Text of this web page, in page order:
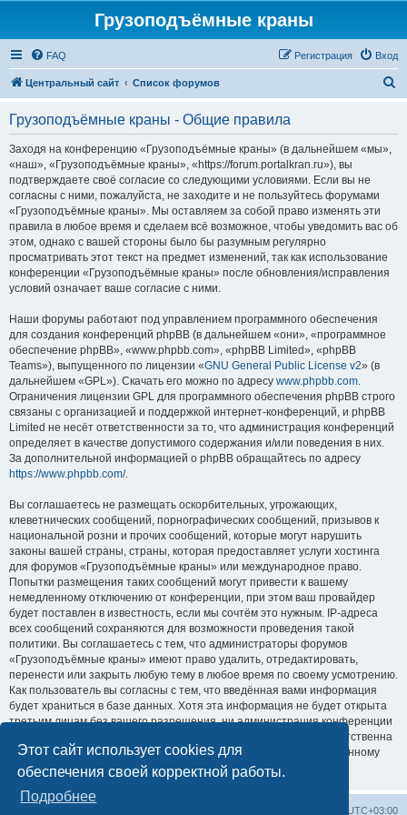
Этот сайт использует cookies для
обеспечения своей корректной работы.
Подробнее
Грузоподъёмные краны
FAQ Вход
Регистрация
Центральный сайт Список форумов
Грузоподъёмные краны - Общие правила
Заходя на конференцию «Грузоподъёмные краны» (в дальнейшем «мы»,
«наш», «Грузоподъёмные краны», «https://forum.portalkran.ru»), вы
подтверждаете своё согласие со следующими условиями. Если вы не
согласны с ними, пожалуйста, не заходите и не пользуйтесь форумами
«Грузоподъёмные краны». Мы оставляем за собой право изменять эти
правила в любое время и сделаем всё возможное, чтобы уведомить вас об
этом, однако с вашей стороны было бы разумным регулярно
просматривать этот текст на предмет изменений, так как использование
конференции «Грузоподъёмные краны» после обновления/исправления
условий означает ваше согласие с ними.
Наши форумы работают под управлением программного обеспечения
для создания конференций phpBB (в дальнейшем «они», «программное
обеспечение phpBB», «www.phpbb.com», «phpBB Limited», «phpBB
Teams»), выпущенного по лицензии «GNU General Public License v2» (в
дальнейшем «GPL»). Скачать его можно по адресу www.phpbb.com.
Ограничения лицензии GPL для программного обеспечения phpBB строго
связаны с организацией и поддержкой интернет-конференций, и phpBB
Limited не несёт ответственности за то, что администрация конференций
определяет в качестве допустимого содержания и/или поведения в них.
За дополнительной информацией о phpBB обращайтесь по адресу
https://www.phpbb.com/.
Вы соглашаетесь не размещать оскорбительных, угрожающих,
клеветнических сообщений, порнографических сообщений, призывов к
национальной розни и прочих сообщений, которые могут нарушить
законы вашей страны, страны, которая предоставляет услуги хостинга
для форумов «Грузоподъёмные краны» или международное право.
Попытки размещения таких сообщений могут привести к вашему
немедленному отключению от конференции, при этом ваш провайдер
будет поставлен в известность, если мы сочтём это нужным. IP-адреса
всех сообщений сохраняются для возможности проведения такой
политики. Вы соглашаетесь с тем, что администраторы форумов
«Грузоподъёмные краны» имеют право удалить, отредактировать,
перенести или закрыть любую тему в любое время по своему усмотрению.
Как пользователь вы согласны с тем, что введённая вами информация
будет храниться в базе данных. Хотя эта информация не будет открыта
третьим лицам без вашего разрешения, ни администрация конференции
«Грузоподъёмные краны», ни phpBB Limited не может быть ответственна
за действия хакеров, которые могут привести к несанкционированному
доступу к ней.
UTC+03:00